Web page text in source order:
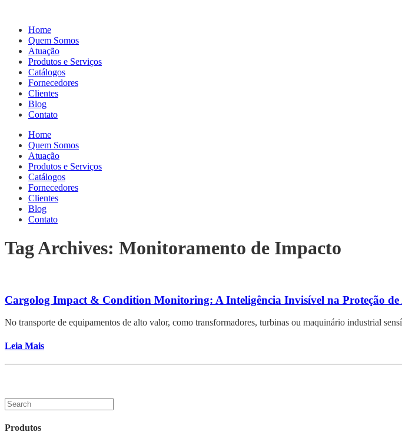
Home
Quem Somos
Atuação
Produtos e Serviços
Catálogos
Fornecedores
Clientes
Blog
Contato
Home
Quem Somos
Atuação
Produtos e Serviços
Catálogos
Fornecedores
Clientes
Blog
Contato
Tag Archives: Monitoramento de Impacto
Cargolog Impact & Condition Monitoring: A Inteligência Invisível na Proteção de
No transporte de equipamentos de alto valor, como transformadores, turbinas ou maquinário industrial
Leia Mais
Produtos